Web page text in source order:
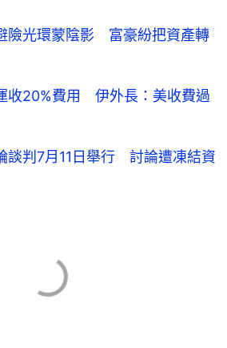
險光環蒙陰影 富豪紛把資產轉
收20%費用 伊外長：美收費過
談判7月11日舉行 討論遭凍結資